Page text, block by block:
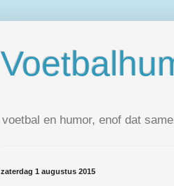
voetbal en humor, enof dat
zaterdag 1 augustus 2015